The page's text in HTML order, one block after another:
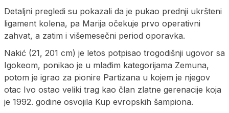
Detaljni pregledi su pokazali da je pukao prednji ukršteni
ligament kolena, pa Marija očekuje prvo operativni
zahvat, a zatim i višemesečni period oporavka.
Nakić (21, 201 cm) je letos potpisao trogodišnji ugovor sa
Igokeom, ponikao je u mlađim kategorijama Zemuna,
potom je igrao za pionire Partizana u kojem je njegov
otac Ivo ostao veliki trag kao član zlatne gerenacije koja
je 1992. godine osvojila Kup evropskih šampiona.